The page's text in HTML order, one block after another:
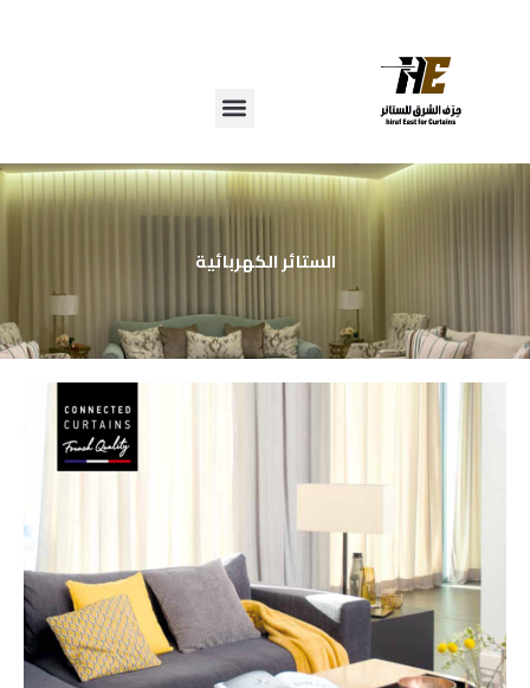
الستائر الكهربائية